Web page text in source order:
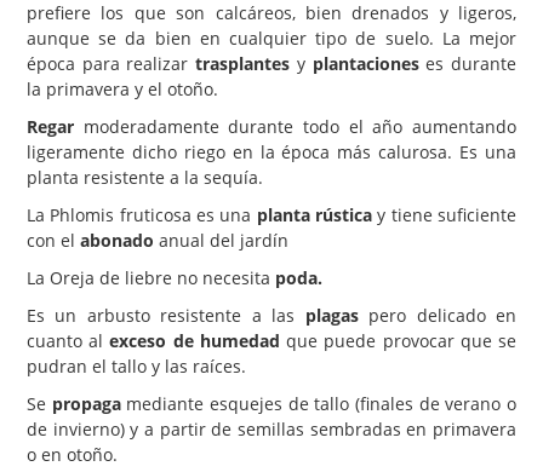
prefiere los que son calcáreos, bien drenados y ligeros,
aunque se da bien en cualquier tipo de suelo. La mejor
época para realizartrasplantes y plantacioneses durante
la primavera y el otoño.
Regar moderadamente durante todo el año aumentando
ligeramente dicho riego en la época más calurosa. Es una
planta resistente a la sequía.
La Phlomis fruticosa es una planta rústica y tiene suficiente
con el abonado anual del jardín
La Oreja de liebre no necesita poda.
Es un arbusto resistente a las plagaspero delicado en
cuanto alexceso de humedad que puede provocar que se
pudran el tallo y las raíces.
Se propagamediante esquejes de tallo (finales de verano o
de invierno) y a partir de semillas sembradas en primavera
o en otoño.